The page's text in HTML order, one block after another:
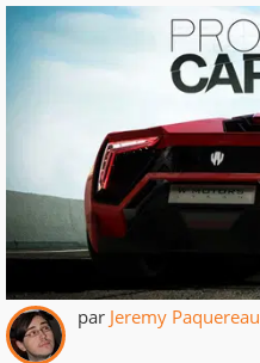
par Jeremy Paquereau